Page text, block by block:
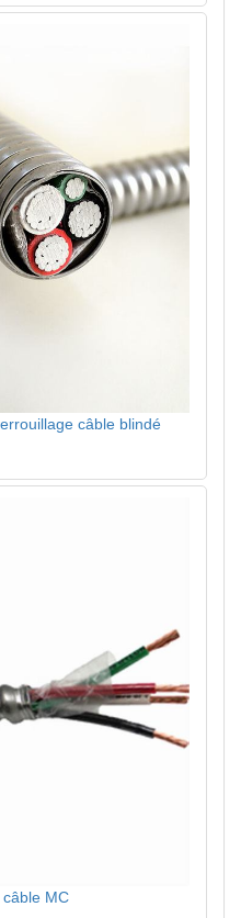
câble blindé
câble MC